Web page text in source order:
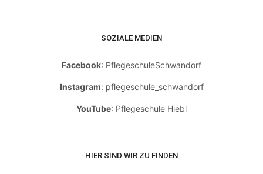
SOZIALE MEDIEN
Facebook: PflegeschuleSchwandorf
Instagram: pflegeschule_schwandorf
YouTube: Pflegeschule Hiebl
HIER SIND WIR ZU FINDEN